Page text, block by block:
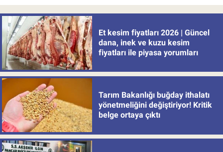
Et kesim fiyatları 2026 | Güncel
dana, inek ve kuzu kesim
fiyatları ile piyasa yorumları
Tarım Bakanlığı buğday ithalatı
yönetmeliğini değiştiriyor! Kritik
belge ortaya çıktı